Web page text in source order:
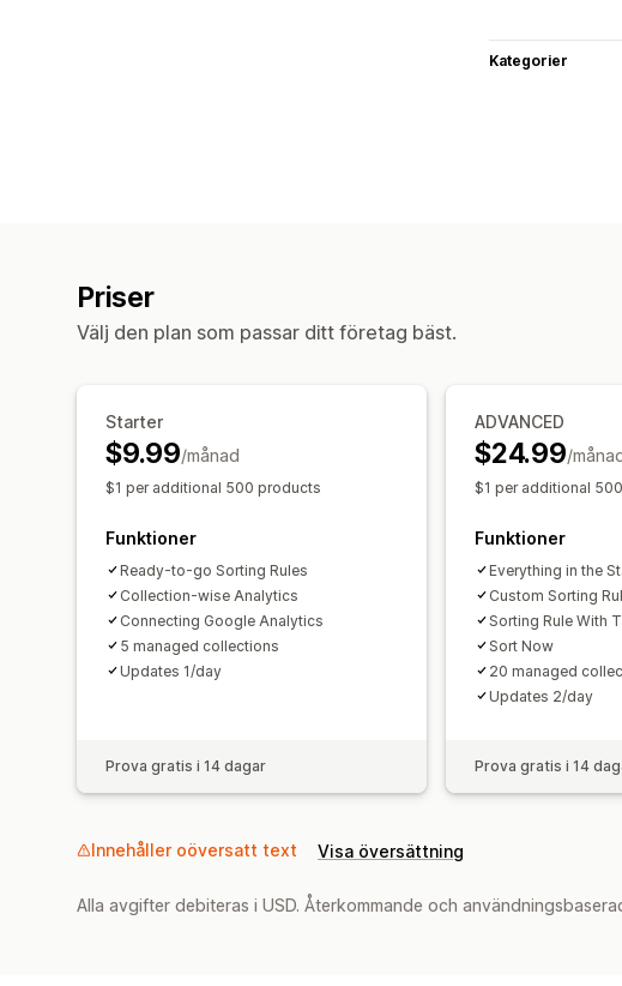
Kategorier
Priser
Välj den plan som passar ditt företag bäst.
Starter
$9.99/månad
$1 per additional 500 products
Funktioner
Ready-to-go Sorting Rules
Collection-wise Analytics
Connecting Google Analytics
5 managed collections
Updates 1/day
Prova gratis i 14 dagar
ADVANCED
$24.99/
$1 per additional
Funktioner
Everything in the
Custom Sorting
Sorting Rule With
Sort Now
20 managed
Updates 2/day
Prova gratis i 14
Innehåller oöversatt text Visa översättning
Alla avgifter debiteras i USD. Återkommande och